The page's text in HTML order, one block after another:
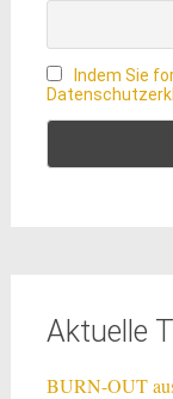
Indem Sie
Aktuelle
BURN-OUT